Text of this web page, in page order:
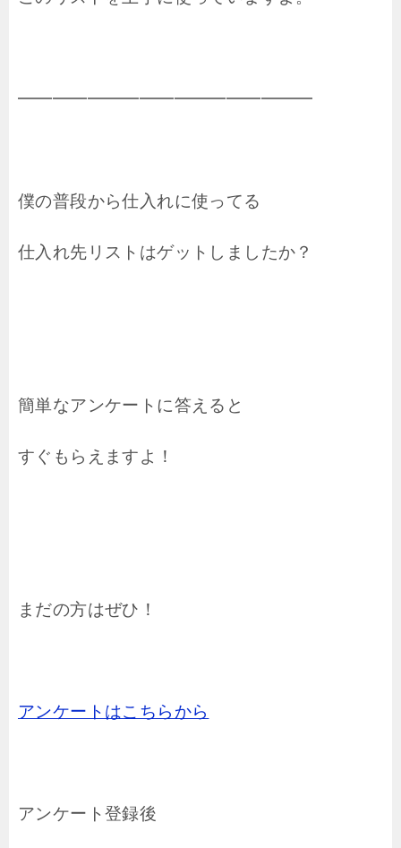
━━━━━━━━━━━━━━━━━
僕の普段から仕入れに使ってる
仕入れ先リストはゲットしましたか？
簡単なアンケートに答えると
すぐもらえますよ！
まだの方はぜひ！
アンケートはこちらから
アンケート登録後